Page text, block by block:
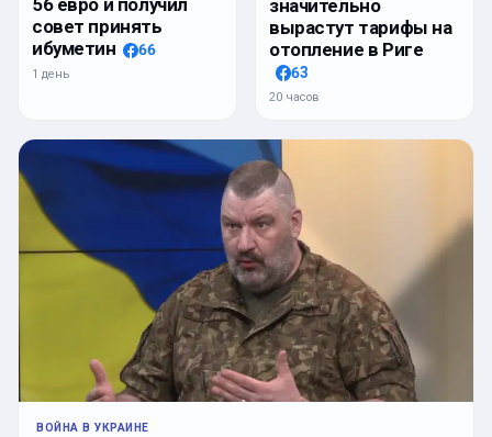
56 евро и получил
совет принять
ибуметин
66
1 день
значительно
вырастут тарифы на
отопление в Риге
63
20 часов
ВОЙНА В УКРАИНЕ